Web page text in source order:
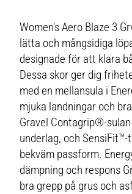
Women's Aero Blaze 3
lätta och mångsidiga
designade för att klara
Dessa skor ger dig
med en mellansula i
mjuka landningar och
Gravel Contagrip®-
underlag, och
bekväm passform.
dämpning och respons
bra grepp på grus och